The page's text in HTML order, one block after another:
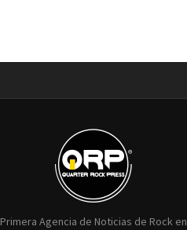
Primera Agencia de Noticias de Rock en